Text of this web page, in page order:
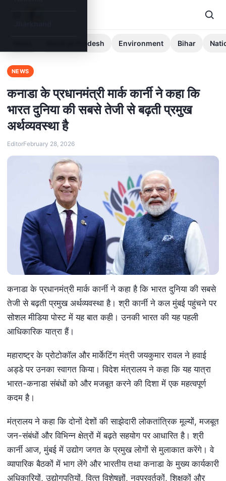
Madhya Pradesh Environment Bihar
NEWS
कनाडा के प्रधानमंत्री मार्क कार्नी ने कहा कि
भारत दुनिया की सबसे तेजी से बढ़ती प्रमुख
अर्थव्यवस्था है
EditorFebruary 28, 2026
कनाडा के प्रधानमंत्री मार्क कार्नी ने कहा है कि भारत दुनिया की सबसे
तेजी से बढ़ती प्रमुख अर्थव्यवस्था है। श्री कार्नी ने कल मुंबई पहुंचने पर
सोशल मीडिया पोस्ट में यह बात कही। उनकी भारत की यह पहली
आधिकारिक यात्रा हैं।
महाराष्ट्र के प्रोटोकॉल और मार्केटिंग मंत्री जयकुमार रावल ने हवाई
अड्डे पर उनका स्वागत किया। विदेश मंत्रालय ने कहा कि यह यात्रा
भारत-कनाडा संबंधों को और मजबूत करने की दिशा में एक महत्वपूर्ण
कदम है।
मंत्रालय ने कहा कि दोनों देशों की साझेदारी लोकतांत्रिक मूल्यों, मजबूत
जन-संबंधों और विभिन्न क्षेत्रों में बढ़ते सहयोग पर आधारित है। श्री
कार्नी आज, मुंबई में उद्योग जगत के प्रमुख लोगों से मुलाकात करेंगे। वे
व्यापारिक बैठकों में भाग लेंगे और भारतीय तथा कनाडा के मुख्‍य कार्यकारी
अधिकारियों, उद्योगपतियों, वित्‍त विशेषज्ञों, नवप्रवर्तकों, शिक्षकों और